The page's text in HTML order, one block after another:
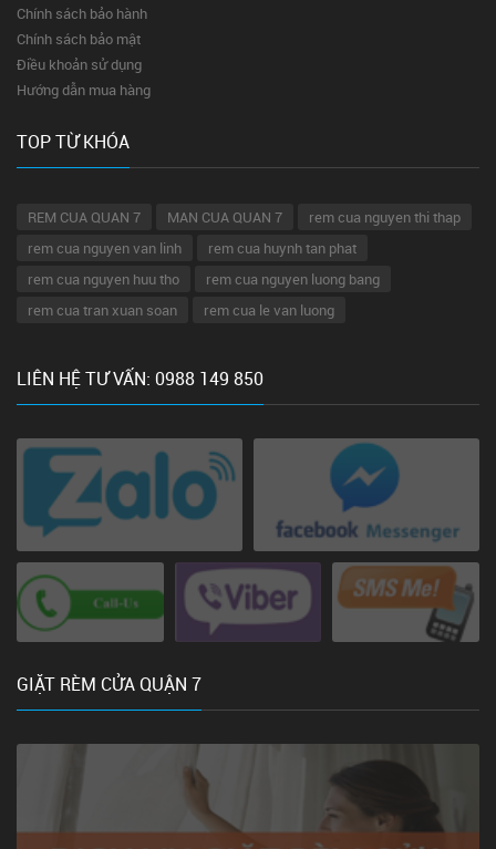
Chính sách bảo hành
Chính sách bảo mật
Điều khoản sử dụng
Hướng dẫn mua hàng
TOP TỪ KHÓA
REM CUA QUAN 7 MAN CUA QUAN 7
rem cua nguyen thi thap
rem cua nguyen van linh
rem cua huynh tan phat
rem cua nguyen huu tho
rem cua nguyen luong bang
rem cua tran xuan soan
rem cua le van luong
LIÊN HỆ TƯ VẤN: 0988 149 850
GIẶT RÈM CỬA QUẬN 7